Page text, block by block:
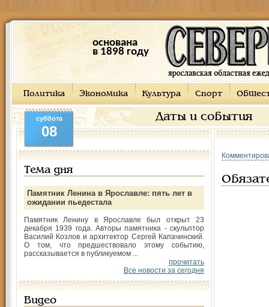
основана
в 1898 году
Политика Экономика Культура Спорт
Даты и события
суббота
08
Тема дня
Памятник Ленина в Ярославле: пять лет в
ожидании пьедестала
Памятник Ленину в Ярославле был открыт 23
декабря 1939 года. Авторы памятника - скульптор
Василий Козлов и архитектор Сергей Капачинский.
О том, что предшествовало этому событию,
рассказывается в публикуемом ...
прочитать
Все новости за сегодня
Видео